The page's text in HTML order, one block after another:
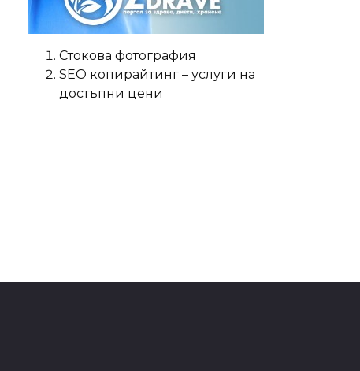
Стокова фотография
SEO копирайтинг – услуги на
достъпни цени